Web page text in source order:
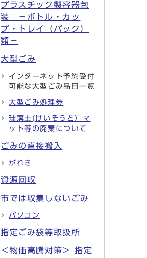
プラスチック製容器包
装 －ボトル・カッ
プ・トレイ（パック）
類－
大型ごみ
インターネット予約受付
可能な大型ごみ品目一覧
大型ごみ処理券
珪藻土(けいそうど）マ
ット等の廃棄について
ごみの直接搬入
がれき
資源回収
市では収集しないごみ
パソコン
指定ごみ袋等取扱所
＜物価高騰対策＞ 指定